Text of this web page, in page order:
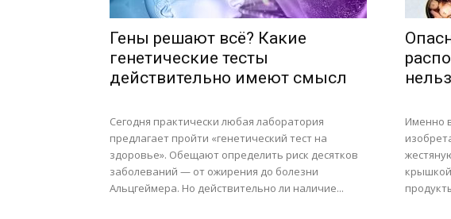
Гены решают всё? Какие
генетические тесты
действительно имеют смысл
Сегодня практически любая лаборатория
предлагает пройти «генетический тест на
здоровье». Обещают определить риск десятков
заболеваний — от ожирения до болезни
Альцгеймера. Но действительно ли наличие...
Именно